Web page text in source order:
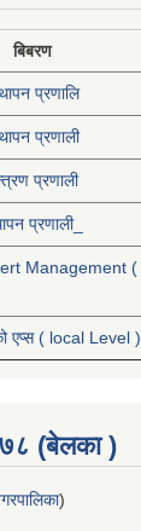
बिबरण
प्रणालि
प्रणाली
प्रणाली
प्रणाली_
Management (
एप्स ( local Level )
(बेलका )
)